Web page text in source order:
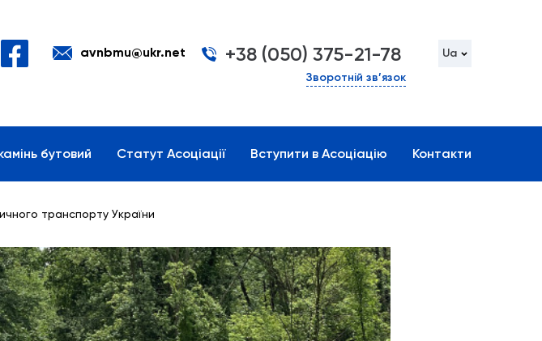
avnbmu@ukr.net +38 (050) 375-21-78
Зворотній зв’язок
Ua
бутовий Статут Асоціації Вступити в Асоціацію Контакти
транспорту України